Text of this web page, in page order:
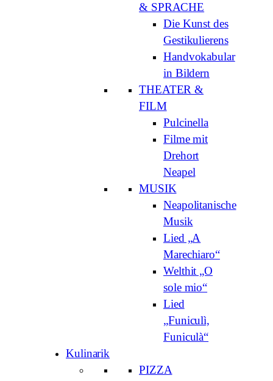
& SPRACHE
Die Kunst des
Gestikulierens
Handvokabular
in Bildern
THEATER &
FILM
Pulcinella
Filme mit
Drehort
Neapel
MUSIK
Neapolitanische
Musik
Lied „A
Marechiaro“
Welthit „O
sole mio“
Lied
„Funiculì,
Funiculà“
Kulinarik
PIZZA